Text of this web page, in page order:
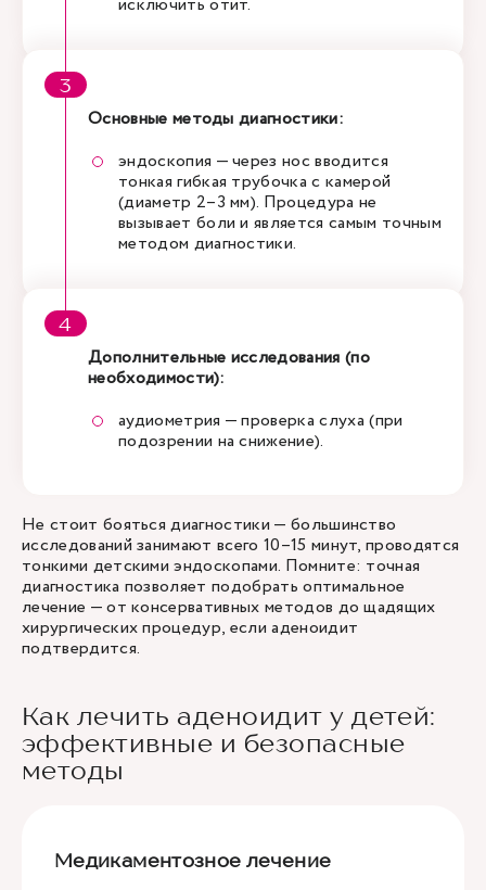
Основные методы диагностики:
эндоскопия — через нос вводится
тонкая гибкая трубочка с камерой
(диаметр 2–3 мм). Процедура не
вызывает боли и является самым точным
методом диагностики.
Дополнительные исследования (по
необходимости):
аудиометрия — проверка слуха (при
подозрении на снижение).
Не стоит бояться диагностики — большинство
исследований занимают всего 10–15 минут, проводятся
тонкими детскими эндоскопами. Помните: точная
диагностика позволяет подобрать оптимальное
лечение — от консервативных методов до щадящих
хирургических процедур, если аденоидит
подтвердится.
Как лечить аденоидит у детей:
эффективные и безопасные
методы
Медикаментозное лечение